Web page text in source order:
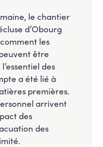
le chantier
d’Obourg
les
être
des
a été lié à
premières.
arrivent
des
des